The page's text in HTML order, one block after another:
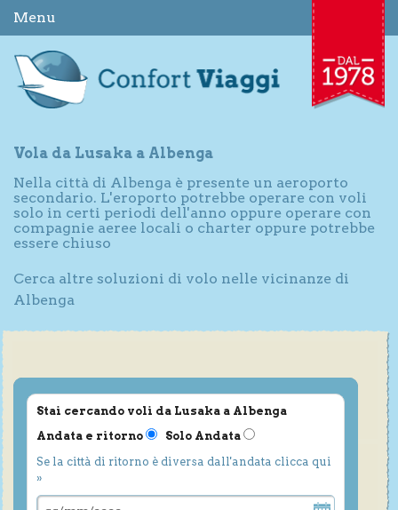
Menu
Vola da Lusaka a Albenga
Nella città di Albenga è presente un aeroporto
secondario. L'eroporto potrebbe operare con voli
solo in certi periodi dell'anno oppure operare con
compagnie aeree locali o charter oppure potrebbe
essere chiuso
Cerca altre soluzioni di volo nelle vicinanze di
Albenga
Stai cercando voli da Lusaka a Albenga
Andata e ritorno
Solo Andata
Se la città di ritorno è diversa dall'andata clicca qui
»